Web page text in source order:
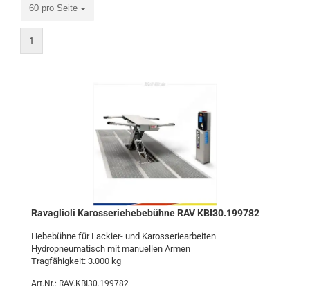
60 pro Seite
1
Ra­vaglio­li Ka­ros­se­rie­he­be­büh­ne RAV KBI30.199782
He­be­büh­ne für Lackier-​ und Ka­ros­se­rie­ar­bei­ten
Hy­dro­pneu­ma­tisch mit ma­nu­el­len Armen
Trag­fä­hig­keit: 3.000 kg
Art.Nr.: RAV.KBI30.199782